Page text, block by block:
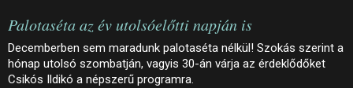
Palotaséta az év utolsóelőtti napján is
Decemberben sem maradunk palotaséta nélkül! Szokás szerint a
hónap utolsó szombatján, vagyis 30-án várja az érdeklődőket
Csikós Ildikó a népszerű programra.